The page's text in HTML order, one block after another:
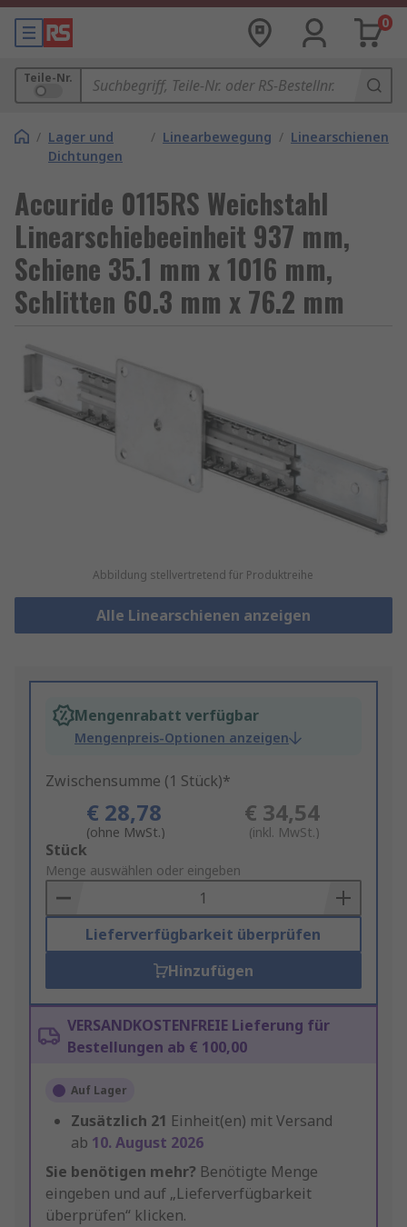
0
Teile-Nr.
/ Lager und
Dichtungen
/ Linearbewegung / Linearschienen
Accuride 0115RS Weichstahl
Linearschiebeeinheit 937 mm,
Schiene 35.1 mm x 1016 mm,
Schlitten 60.3 mm x 76.2 mm
Abbildung stellvertretend für Produktreihe
Alle Linearschienen anzeigen
Mengenrabatt verfügbar
Mengenpreis-Optionen anzeigen
Zwischensumme (1 Stück)*
€ 28,78
(ohne MwSt.)
€ 34,54
(inkl. MwSt.)
Add
to
Basket
Stück
Menge auswählen oder eingeben
Lieferverfügbarkeit überprüfen
Hinzufügen
VERSANDKOSTENFREIE Lieferung für
Bestellungen ab € 100,00
Auf Lager
Zusätzlich 21 Einheit(en) mit Versand
ab 10. August 2026
Sie benötigen mehr? Benötigte Menge
eingeben und auf „Lieferverfügbarkeit
überprüfen“ klicken.